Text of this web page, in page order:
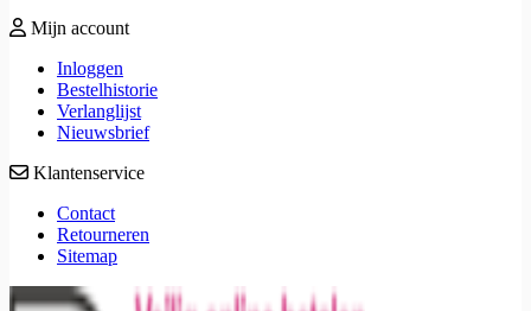
Mijn account
Inloggen
Bestelhistorie
Verlanglijst
Nieuwsbrief
Klantenservice
Contact
Retourneren
Sitemap